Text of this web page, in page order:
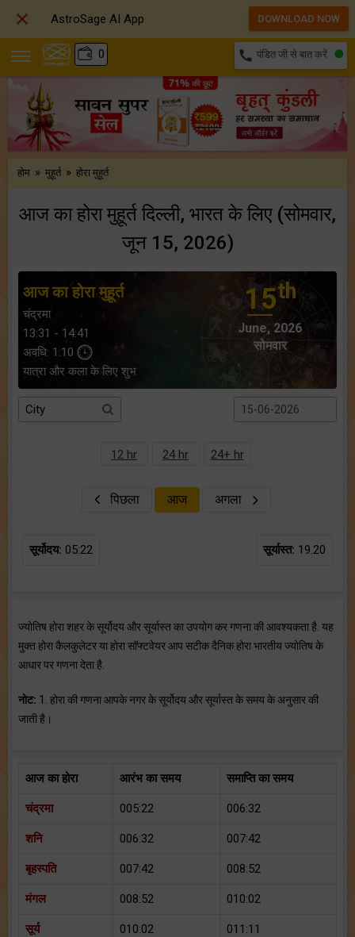
0 call पंडित जी से बात करें
होम » मुहूर्त » होरा मुहूर्त
आज का होरा मुहूर्त दिल्ली, भारत के लिए (सोमवार,
जून 15, 2026)
आज का होरा मुहूर्त
चंद्रमा
13:31 - 14:41
अवधि: 1:10
यात्रा और कला के लिए शुभ
15th
June, 2026
सोमवार
12 hr 24 hr 24+ hr
पिछला आज अगला
सूर्योदय: 05:22 सूर्यास्त: 19.20
ज्योतिष होरा शहर के सूर्योदय और सूर्यास्त का उपयोग कर गणना की आवश्यकता है. यह
मुक्त होरा कैलकुलेटर या होरा सॉफ्टवेयर आप सटीक दैनिक होरा भारतीय ज्योतिष के
आधार पर गणना देता है.
नोट: 1. होरा की गणना आपके नगर के सूर्योदय और सूर्यास्त के समय के अनुसार की
जाती है।
आज का होरा आरंभ का समय समाप्ति का समय
चंद्रमा 005:22 006:32
शनि 006:32 007:42
बृहस्पति 007:42 008:52
मंगल 008:52 010:02
सूर्य 010:02 011:11
 AstroSage AI App DOWNLOAD NOW